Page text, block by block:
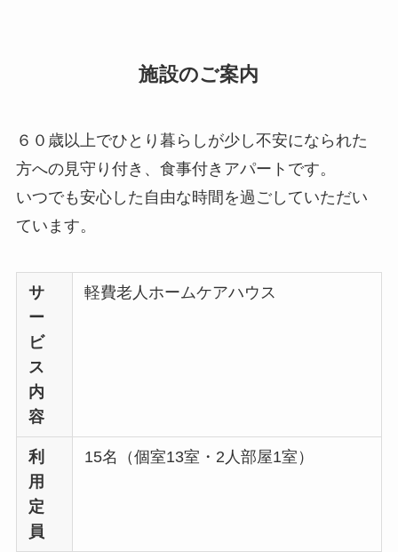
施設のご案内
６０歳以上でひとり暮らしが少し不安になられた
方への見守り付き、食事付きアパートです。
いつでも安心した自由な時間を過ごしていただい
ています。
サ
ー
ビ
ス
内
容
軽費老人ホームケアハウス
利
用
定
員
15名（個室13室・2人部屋1室）